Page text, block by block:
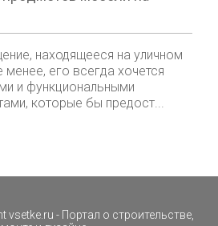
находящееся на уличном
менее, его всегда хочется
и функциональными
которые бы предост...
vsetke.ru - Портал о строительстве,